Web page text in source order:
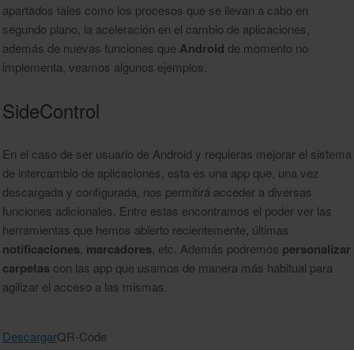
apartados tales como los procesos que se llevan a cabo en
segundo plano, la aceleración en el cambio de aplicaciones,
además de nuevas funciones que Android de momento no
implementa, veamos algunos ejemplos.
SideControl
En el caso de ser usuario de Android y requieras mejorar el sistema
de intercambio de aplicaciones, esta es una app que, una vez
descargada y configurada, nos permitirá acceder a diversas
funciones adicionales. Entre estas encontramos el poder ver las
herramientas que hemos abierto recientemente, últimas
notificaciones marcadores , etc. Además podremos personalizar
carpetas con las app que usamos de manera más habitual para
agilizar el acceso a las mismas.
DescargarQR-Code